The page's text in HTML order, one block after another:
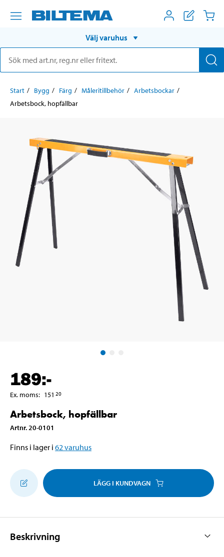
Välj varuhus
Start Bygg Färg Måleritillbehör
Arbetsbockar
Arbetsbock, hopfällbar
189:-
Ex. moms: 151 20
Arbetsbock, hopfällbar
Artnr. 20-0101
Finns i lager i 62 varuhus
LÄGG I KUNDVAGN
Beskrivning